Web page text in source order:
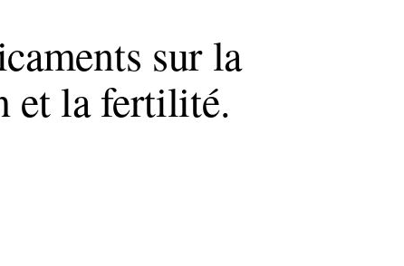
sur la
et la fertilité.